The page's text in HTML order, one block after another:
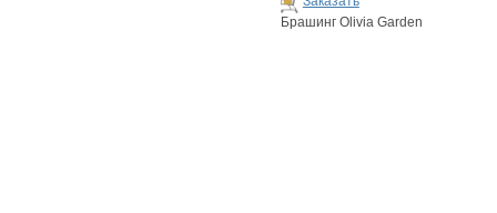
Брашинг Olivia Garden